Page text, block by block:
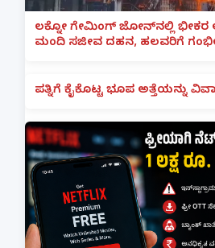
ಲಕ್ನೋ ಗೇಮಿಂಗ್ ಜೋನ್‌ನಲ್ಲಿ ಭೀಕರ
ಮಂದಿ ಸಜೀವ ದಹನ, ಹಲವರಿಗೆ
ಪತ್ನಿಗೆ ಕೈಕೊಟ್ಟ ಭೂಪ ಅತ್ತೆಯನ್ನು